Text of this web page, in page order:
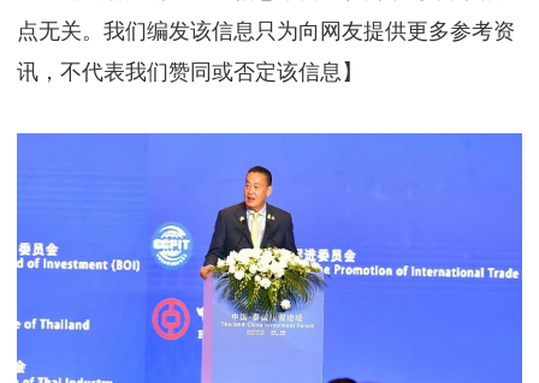
点无关。我们编发该信息只为向网友提供更多参考资
讯，不代表我们赞同或否定该信息】